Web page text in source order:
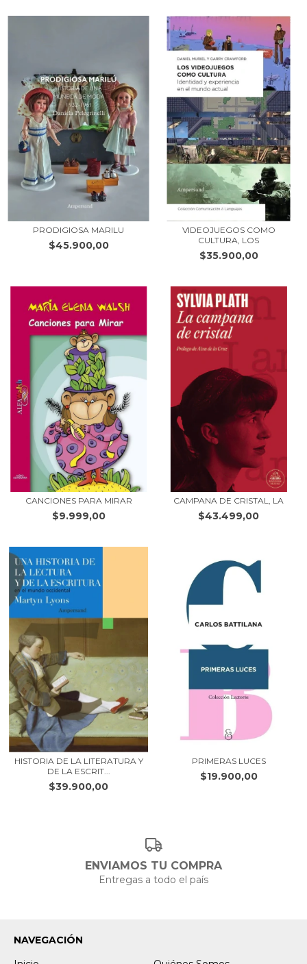
PRODIGIOSA MARILU
$45.900,00
VIDEOJUEGOS COMO
CULTURA, LOS
$35.900,00
CANCIONES PARA MIRAR
$9.999,00
CAMPANA DE CRISTAL, LA
$43.499,00
HISTORIA DE LA LITERATURA Y
DE LA ESCRIT...
$39.900,00
PRIMERAS LUCES
$19.900,00
ENVIAMOS TU COMPRA
Entregas a todo el país
NAVEGACIÓN